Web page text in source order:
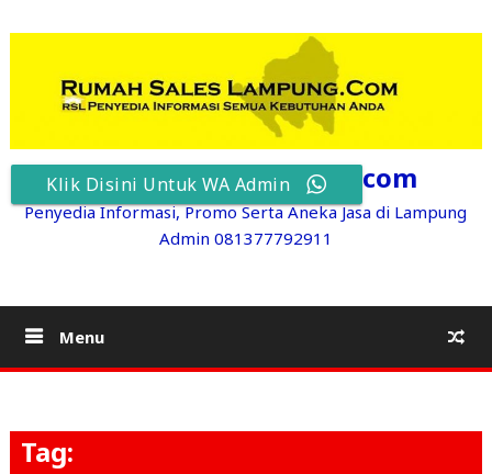
content
RumahSalesLampung.com
Penyedia Informasi, Promo Serta Aneka Jasa di Lampung
Admin 081377792911
Menu
Tag:
Klik Disini Untuk WA Admin